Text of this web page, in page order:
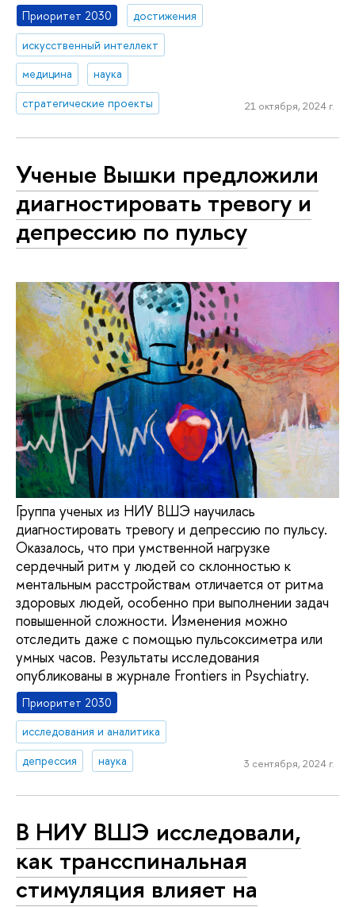
Приоритет 2030
достижения
искусственный интеллект
медицина
наука
стратегические проекты
21 октября, 2024 г.
Ученые Вышки предложили
диагностировать тревогу и
депрессию по пульсу
Группа ученых из НИУ ВШЭ научилась
диагностировать тревогу и депрессию по пульсу.
Оказалось, что при умственной нагрузке
сердечный ритм у людей со склонностью к
ментальным расстройствам отличается от ритма
здоровых людей, особенно при выполнении задач
повышенной сложности. Изменения можно
отследить даже с помощью пульсоксиметра или
умных часов. Результаты исследования
опубликованы в журнале Frontiers in Psychiatry.
Приоритет 2030
исследования и аналитика
депрессия
наука 3 сентября, 2024 г.
В НИУ ВШЭ исследовали,
как трансспинальная
стимуляция влияет на